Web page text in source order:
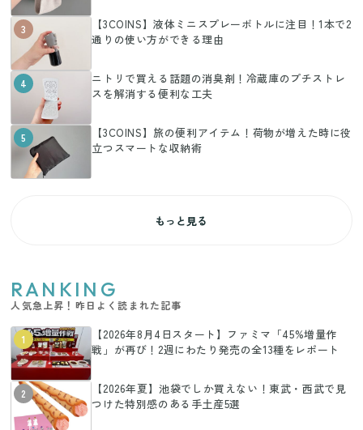
3
【3COINS】液体ミニスプレーボトルに注目！1本で2
通りの使い方ができる理由
4
ニトリで買える話題の消臭剤！冷蔵庫のプチストレ
スを解消する便利な工夫
5
【3COINS】旅の便利アイテム！荷物が増えた時に役
立つスマートな収納術
もっと見る
RANKING
人気急上昇！昨日よく読まれた記事
1
【2026年8月4日スタート】ファミマ「45%増量作
戦」が再び！2週にわたり発売の全13種をレポート
2
【2026年夏】池袋でしか買えない！東武・西武で見
つけた特別感のある手土産5選